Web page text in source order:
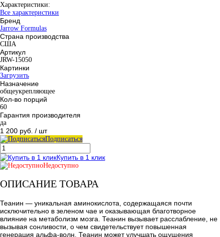
Характеристики:
Все характеристики
Бренд
Jarrow Formulas
Страна производства
США
Артикул
JRW-15050
Картинки
Загрузить
Назначение
общеукрепляющее
Кол-во порций
60
Гарантия производителя
да
1 200 руб. / шт
Подписаться
Купить в 1 клик
Недоступно
ОПИСАНИЕ ТОВАРА
Теанин — уникальная аминокислота, содержащаяся почти
исключительно в зеленом чае и оказывающая благотворное
влияние на метаболизм мозга. Теанин вызывает расслабление, не
вызывая сонливости, о чем свидетельствует повышенная
генерация альфа-волн. Теанин может улучшать ощущения